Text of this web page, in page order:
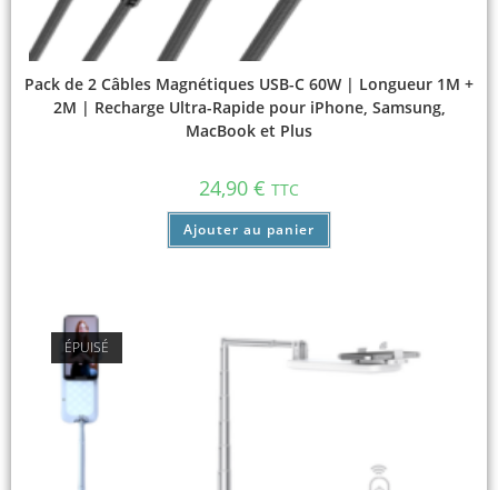
Pack de 2 Câbles Magnétiques USB-C 60W | Longueur 1M +
2M | Recharge Ultra-Rapide pour iPhone, Samsung,
MacBook et Plus
24,90 € TTC
Ajouter au panier
ÉPUISÉ